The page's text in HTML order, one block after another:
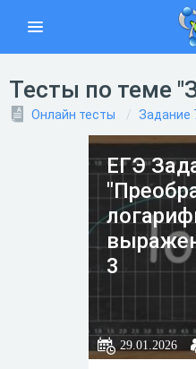
Тесты по теме
Онлайн тесты Задание
ЕГЭ
3
29.01.2026